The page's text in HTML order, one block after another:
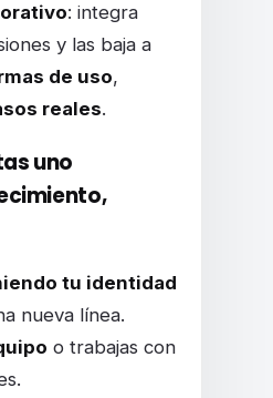
: integra
y las baja a
de uso,
reales.
uno
tu identidad
nueva línea.
o trabajas con